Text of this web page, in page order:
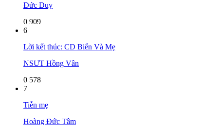
Đức Duy
0 909
6
Lời kết thúc: CD Biển Và Mẹ
NSƯT Hồng Vân
0 578
7
Tiễn mẹ
Hoàng Đức Tâm